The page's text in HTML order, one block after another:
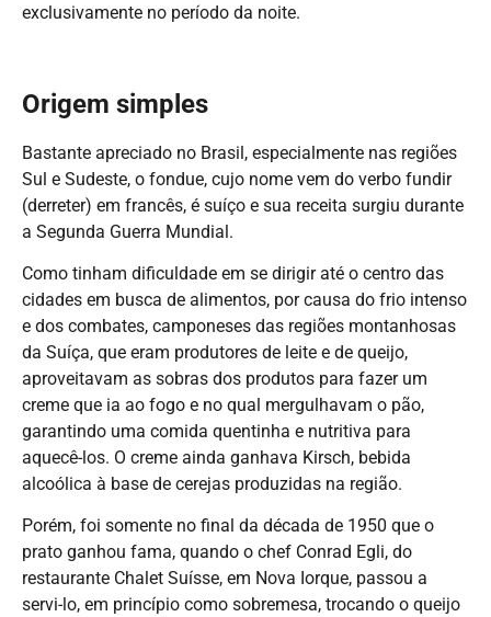
exclusivamente no período da noite.
Origem simples
Bastante apreciado no Brasil, especialmente nas regiões
Sul e Sudeste, o fondue, cujo nome vem do verbo fundir
(derreter) em francês, é suíço e sua receita surgiu durante
a Segunda Guerra Mundial.
Como tinham dificuldade em se dirigir até o centro das
cidades em busca de alimentos, por causa do frio intenso
e dos combates, camponeses das regiões montanhosas
da Suíça, que eram produtores de leite e de queijo,
aproveitavam as sobras dos produtos para fazer um
creme que ia ao fogo e no qual mergulhavam o pão,
garantindo uma comida quentinha e nutritiva para
aquecê-los. O creme ainda ganhava Kirsch, bebida
alcoólica à base de cerejas produzidas na região.
Porém, foi somente no final da década de 1950 que o
prato ganhou fama, quando o chef Conrad Egli, do
restaurante Chalet Suísse, em Nova Iorque, passou a
servi-lo, em princípio como sobremesa, trocando o queijo